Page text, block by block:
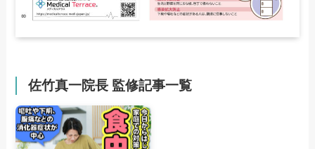
佐竹真一院長 監修記事一覧